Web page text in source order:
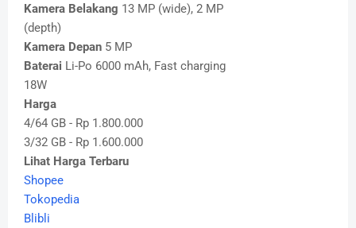
Kamera Belakang 13 MP (wide), 2 MP
(depth)
Kamera Depan 5 MP
Baterai Li-Po 6000 mAh, Fast charging
18W
Harga
4/64 GB - Rp 1.800.000
3/32 GB - Rp 1.600.000
Lihat Harga Terbaru
Shopee
Tokopedia
Blibli